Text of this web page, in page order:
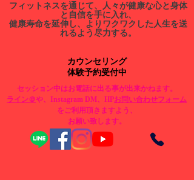
​フィットネスを通じて、人々が健康な心と身体
と自信を手に入れ、
健康寿命を延伸し、よりワクワクした人生を送
れるよう尽力する。
カウンセリング
体験予約受付中
セッション中はお電話に出る事が出来かねます。
​ライン＠や、Instagram DM、HPお問い合わせフォーム
をご利用頂きますよう、
お願い致します。